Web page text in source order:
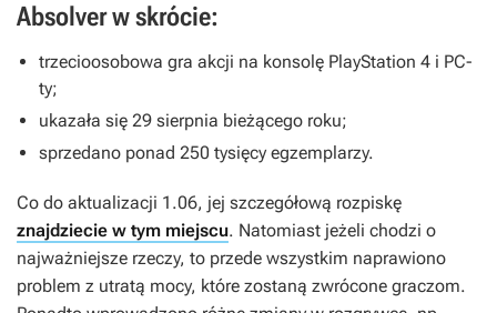
Absolver w skrócie:
trzecioosobowa gra akcji na konsolę PlayStation 4 i PC-
ty;
ukazała się 29 sierpnia bieżącego roku;
sprzedano ponad 250 tysięcy egzemplarzy.
Co do aktualizacji 1.06, jej szczegółową rozpiskę
znajdziecie w tym miejscu. Natomiast jeżeli chodzi o
najważniejsze rzeczy, to przede wszystkim naprawiono
problem z utratą mocy, które zostaną zwrócone graczom.